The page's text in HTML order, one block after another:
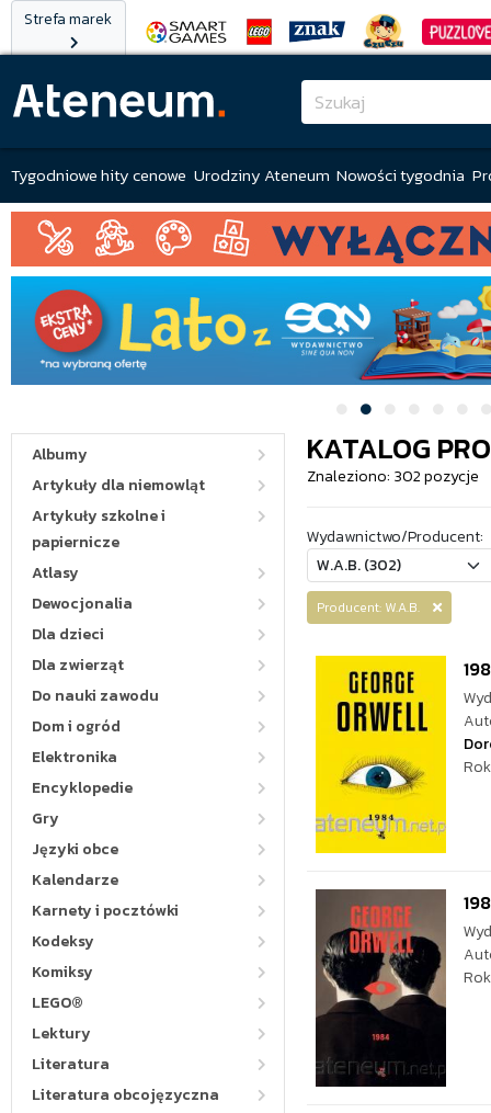
Strefa marek
Tygodniowe hity cenowe Urodziny Ateneum Nowości tygodnia
Albumy
Artykuły dla niemowląt
Artykuły szkolne i
papiernicze
Atlasy
Dewocjonalia
Dla dzieci
Dla zwierząt
Do nauki zawodu
Dom i ogród
Elektronika
Encyklopedie
Gry
Języki obce
Kalendarze
Karnety i pocztówki
Kodeksy
Komiksy
LEGO®
Lektury
Literatura
Literatura obcojęzyczna
KATALOG
Znaleziono: 302 pozycje
Wydawnictwo/Producent:
Producent: W.A.B.